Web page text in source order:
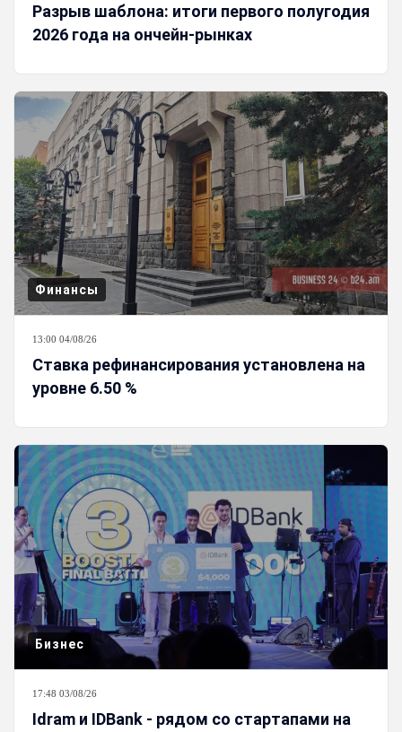
Разрыв шаблона: итоги первого полугодия
2026 года на ончейн-рынках
Финансы
13:00 04/08/26
Ставка рефинансирования установлена на
уровне 6.50 %
Бизнес
17:48 03/08/26
Idram и IDBank - рядом со стартапами на